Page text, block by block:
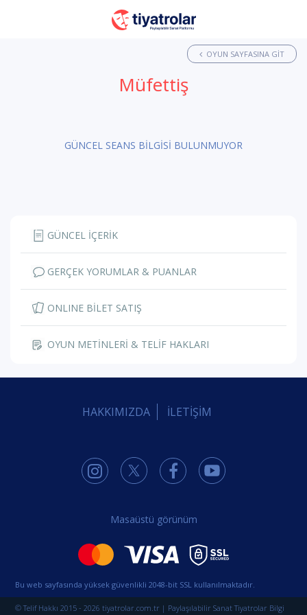
OYUN SAYFASINA GIT
Müfettiş
GÜNCEL SEANS BİLGİSİ BULUNMUYOR
GÜNCEL İÇERİK
GERÇEK YORUMLAR & PUANLAR
ONLINE BİLET SATIŞ
OYUN METİNLERİ & TELİF HAKLARI
HAKKIMIZDA İLETİŞİM
Masaüstü görünüm
Bu web sayfasında yüksek güvenlikli 2048-bit SSL kullanılmaktadır.
© Telif Hakkı 2015 - 2026 tiyatrolar.com.tr | Paylaşılabilir Sanat Tiyatrolar Bilgi